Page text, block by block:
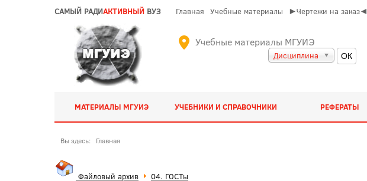
САМЫЙ РАДИАКТИВНЫЙ ВУЗ Главная Учебные материалы ►Чертежи на заказ◄
Учебные материалы МГУИЭ
Дисциплина
МАТЕРИАЛЫ МГУИЭ УЧЕБНИКИ И СПРАВОЧНИКИ РЕФЕРАТЫ
Вы здесь: Главная
Файловый архив 04. ГОСТы